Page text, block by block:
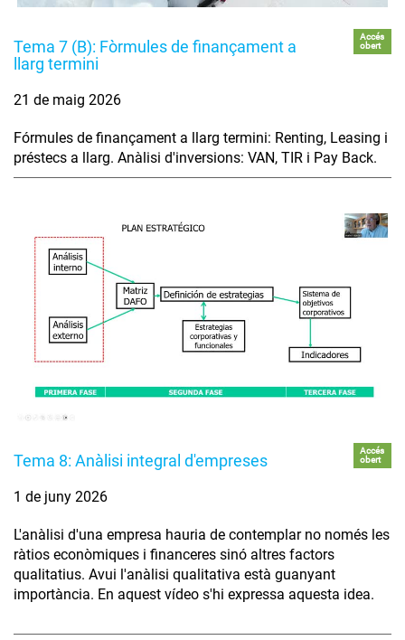
Tema 7 (B): Fòrmules de finançament a
llarg termini
Accés
obert
21 de maig 2026
Fórmules de finançament a llarg termini: Renting, Leasing i
préstecs a llarg. Anàlisi d'inversions: VAN, TIR i Pay Back.
Tema 8: Anàlisi integral d'empreses
Accés
obert
1 de juny 2026
L'anàlisi d'una empresa hauria de contemplar no només les
ràtios econòmiques i financeres sinó altres factors
qualitatius. Avui l'anàlisi qualitativa està guanyant
importància. En aquest vídeo s'hi expressa aquesta idea.